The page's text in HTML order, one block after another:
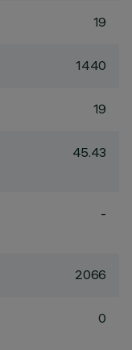
19
1440
19
45.43
-
2066
0